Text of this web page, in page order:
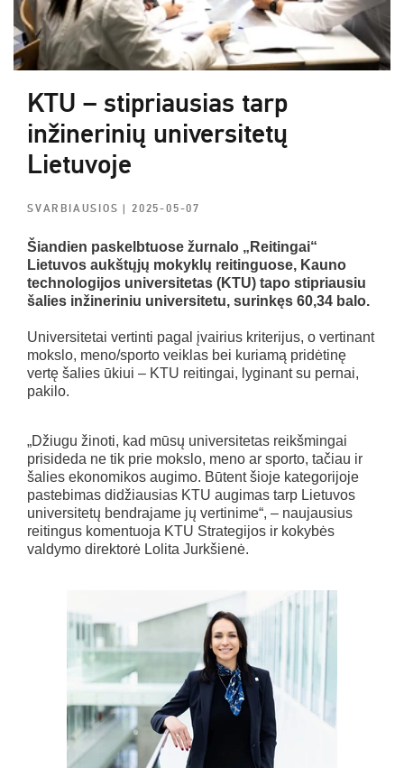
KTU – stipriausias tarp
inžinerinių universitetų
Lietuvoje
SVARBIAUSIOS| 2025-05-07
Šiandien paskelbtuose žurnalo „Reitingai“
Lietuvos aukštųjų mokyklų reitinguose, Kauno
technologijos universitetas (KTU) tapo stipriausiu
šalies inžineriniu universitetu, surinkęs 60,34 balo.
Universitetai vertinti pagal įvairius kriterijus, o vertinant
mokslo, meno/sporto veiklas bei kuriamą pridėtinę
vertę šalies ūkiui – KTU reitingai, lyginant su pernai,
pakilo.
„Džiugu žinoti, kad mūsų universitetas reikšmingai
prisideda ne tik prie mokslo, meno ar sporto, tačiau ir
šalies ekonomikos augimo. Būtent šioje kategorijoje
pastebimas didžiausias KTU augimas tarp Lietuvos
universitetų bendrajame jų vertinime“, – naujausius
reitingus komentuoja KTU Strategijos ir kokybės
valdymo direktorė Lolita Jurkšienė.